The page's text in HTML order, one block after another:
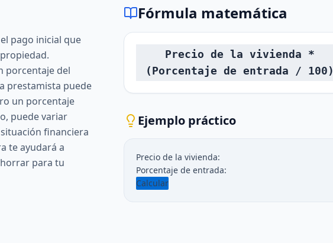
pago inicial que
porcentaje del
prestamista puede
un porcentaje
puede variar
financiera
te ayudará a
para tu
Fórmula matemática
Precio de la vivienda *
(Porcentaje de entrada / 100)
Ejemplo práctico
Precio de la vivienda:
Porcentaje de entrada:
Calcular